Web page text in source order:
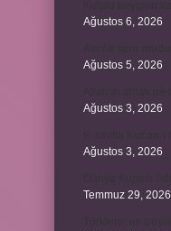
Ağustos 6, 2026
Ağustos 5, 2026
Ağustos 3, 2026
Ağustos 3, 2026
Temmuz 29, 2026